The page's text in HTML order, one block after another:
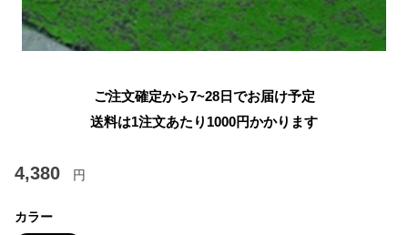
ご注文確定から7~28日でお届け予定
送料は1注文あたり 1000円かかります
4,380 円
カラー